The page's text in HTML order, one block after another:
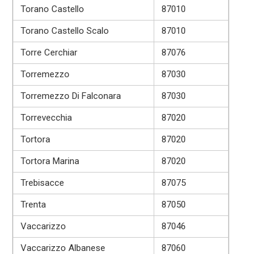
Torano Castello
87010
Torano Castello Scalo
87010
Torre Cerchiar
87076
Torremezzo
87030
Torremezzo Di Falconara
87030
Torrevecchia
87020
Tortora
87020
Tortora Marina
87020
Trebisacce
87075
Trenta
87050
Vaccarizzo
87046
Vaccarizzo Albanese
87060